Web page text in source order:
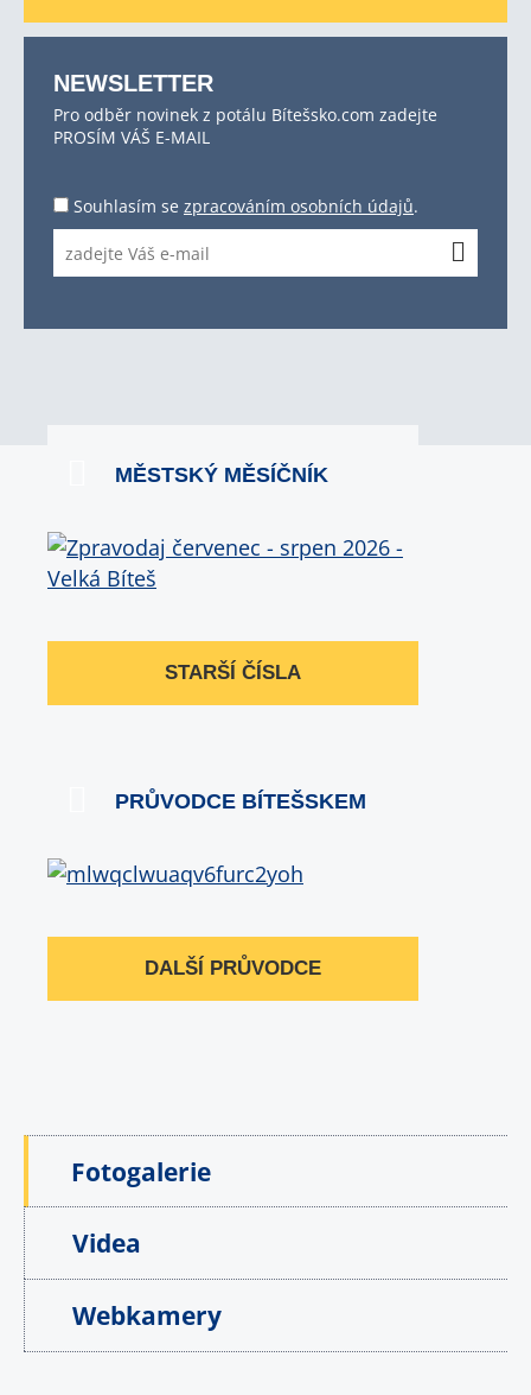
NEWSLETTER
Pro odběr novinek z potálu Bítešsko.com zadejte
PROSÍM VÁŠ E-MAIL
Souhlasím se zpracováním osobních údajů.
MĚSTSKÝ MĚSÍČNÍK
STARŠÍ ČÍSLA
PRŮVODCE BÍTEŠSKEM
DALŠÍ PRŮVODCE
Fotogalerie
Videa
Webkamery